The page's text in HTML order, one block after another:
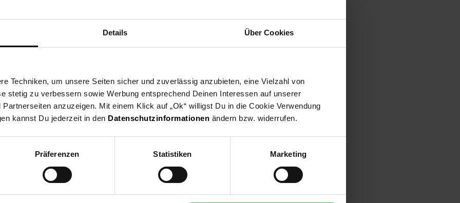
Details Über Cookies
Techniken, um unsere Seiten sicher und zuverlässig anzubieten, eine Vielzahl von
stetig zu verbessern sowie Werbung entsprechend Deinen Interessen auf unserer
anzuzeigen. Mit einem Klick auf „Ok“ willigst Du in die Cookie Verwendung
kannst Du jederzeit in den Datenschutzinformationen ändern bzw. widerrufen.
Präferenzen Statistiken Marketing